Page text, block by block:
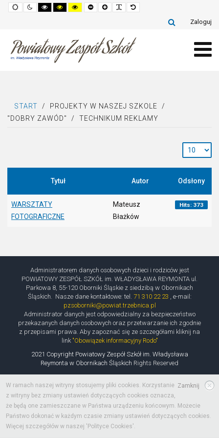
Default
mode
Night
mode
High
contrast
High
contrast
High
contrast
Set
smaller
Set
larger
Make
font
Set
default
Zaloguj
START / PROJEKTY W NASZEJ SZKOLE
/
"DOBRY ZAWÓD"
/ TECHNIKUM REKLAMY
Tytuł Autor Odsłony
WARSZTATY
FOTOGRAFICZNE
Mateusz
Błażków
Hits: 373
Administratorem danych osobowych dzieci i rodziców jest
POWIATOWY ZESPÓŁ SZKÓŁ im. WŁADYSŁAWA REYMONTA ul.
Parkowa 8, 55-120 Oborniki Śląskie z siedzibą w Obornikach
Śląskich. Nasze dane kontaktowe: tel. 71 310 22 23 , e-mail:
pzsoborniki@powiat.trzebnica.pl
Administrator danych jest odpowiedzialny za bezpieczeństwo
przekazanych danych osobowych oraz przetwarzanie ich zgodnie
z przepisami prawa. Aby zapoznać się ze szczegółami kliknij na
link "Obowiązek informacyjny Rodo"
2021 Copyright Powiatowy Zespół Szkół im. Władysława
Reymonta w Obornikach Śląskich Rights Reserved
Zamknij
W ramach naszej witryny stosujemy pliki cookies. Korzystanie
z witryny bez zmiany ustawień dotyczących cookies oznacza,
że będą one zamieszczane w Państwa urządzeniu końcowym. Możecie
Państwo dokonać w każdym czasie zmiany ustawień dotyczących cookies.
Więcej szczegółów w naszej 'Polityce Cookies'.